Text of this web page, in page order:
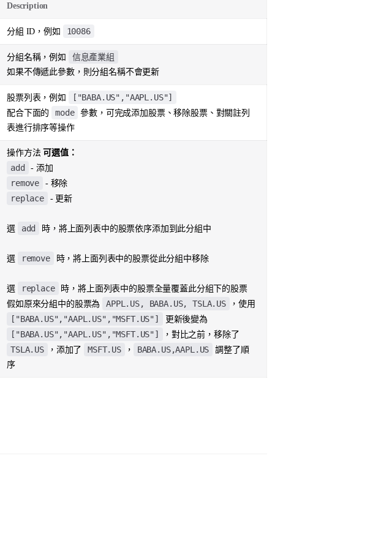
Description
分組 ID，例如 10086
分組名稱，例如 信息產業組
如果不傳遞此參數，則分組名稱不會更新
股票列表，例如 ["BABA.US","AAPL.US"]
配合下面的 mode
參數，可完成添加股票、移除股票、對關註列
表進行排序等操作
操作方法 可選值：
add - 添加
remove - 移除
replace - 更新
選 add 時，將上面列表中的股票依序添加到此分組中
選 remove 時，將上面列表中的股票從此分組中移除
選 replace
時，將上面列表中的股票全量覆蓋此分組下的股票
假如原來分組中的股票為
APPL.US, BABA.US, TSLA.US ，使用
["BABA.US","AAPL.US","MSFT.US"] 更新後變為
["BABA.US","AAPL.US","MSFT.US"] ，對比之前，移除了
TSLA.US ，添加了 MSFT.US ， BABA.US,AAPL.US
調整了順
序